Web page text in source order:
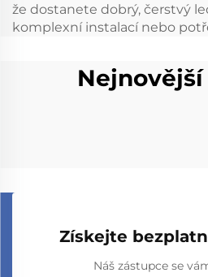
že dostanete dobrý, čerstvý
komplexní instalací nebo
Získejte
Náš zástupce se